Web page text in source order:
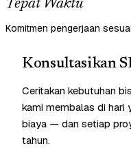
Tepat Waktu
Komitmen pengerjaan
Konsultasikan
Ceritakan kebutuhan
kami membalas di hari
biaya — dan setiap
tahun.